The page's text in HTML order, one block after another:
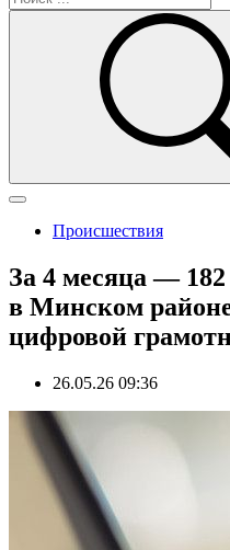
Происшествия
За 4 месяца —
в Минском
цифровой
26.05.26 09:36